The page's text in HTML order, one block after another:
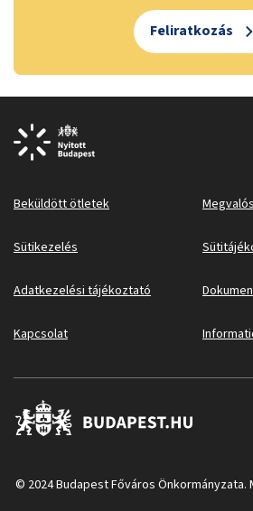
Feliratkozás
Beküldött ötletek
Sütikezelés
Adatkezelési tájékoztató
Kapcsolat
© 2024 Budapest Főváros Önkormányzata.